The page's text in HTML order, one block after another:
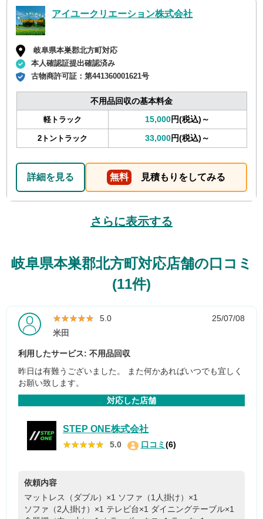
アイユークリエーション株式会社
岐阜県本巣郡北方町対応
本人確認証提出確認済み
古物商許可証：第441360001621号
不用品回収の基本料金
軽トラック 15,000円(税込)～
2トントラック 33,000円(税込)～
詳細を見る 無料 見積もりをしてみる
さらに表示する
岐阜県本巣郡北方町対応店舗の口コミ
(11件)
★★★★★
★★★★★ 5.0
25/07/08
米田
利用したサービス: 不用品回収
昨日は有難うございました。 また何かあればいつでも宜しく
お願い致します。
対応した店舗
STEP ONE株式会社
★★★★★
★★★★★ 5.0 口コミ(6)
依頼内容
マットレス（ダブル）×1 ソファ（1人掛け）×1
ソファ（2人掛け）×1 テレビ台×1 ダイニングテーブル×1